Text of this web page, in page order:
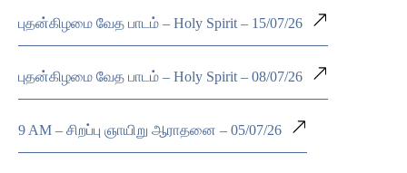
புதன்கிழமை வேத பாடம் – Holy Spirit – 15/07/26
புதன்கிழமை வேத பாடம் – Holy Spirit – 08/07/26
9 AM – சிறப்பு ஞாயிறு ஆராதனை – 05/07/26